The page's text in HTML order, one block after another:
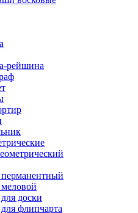
рейшина
доски
флипчарта